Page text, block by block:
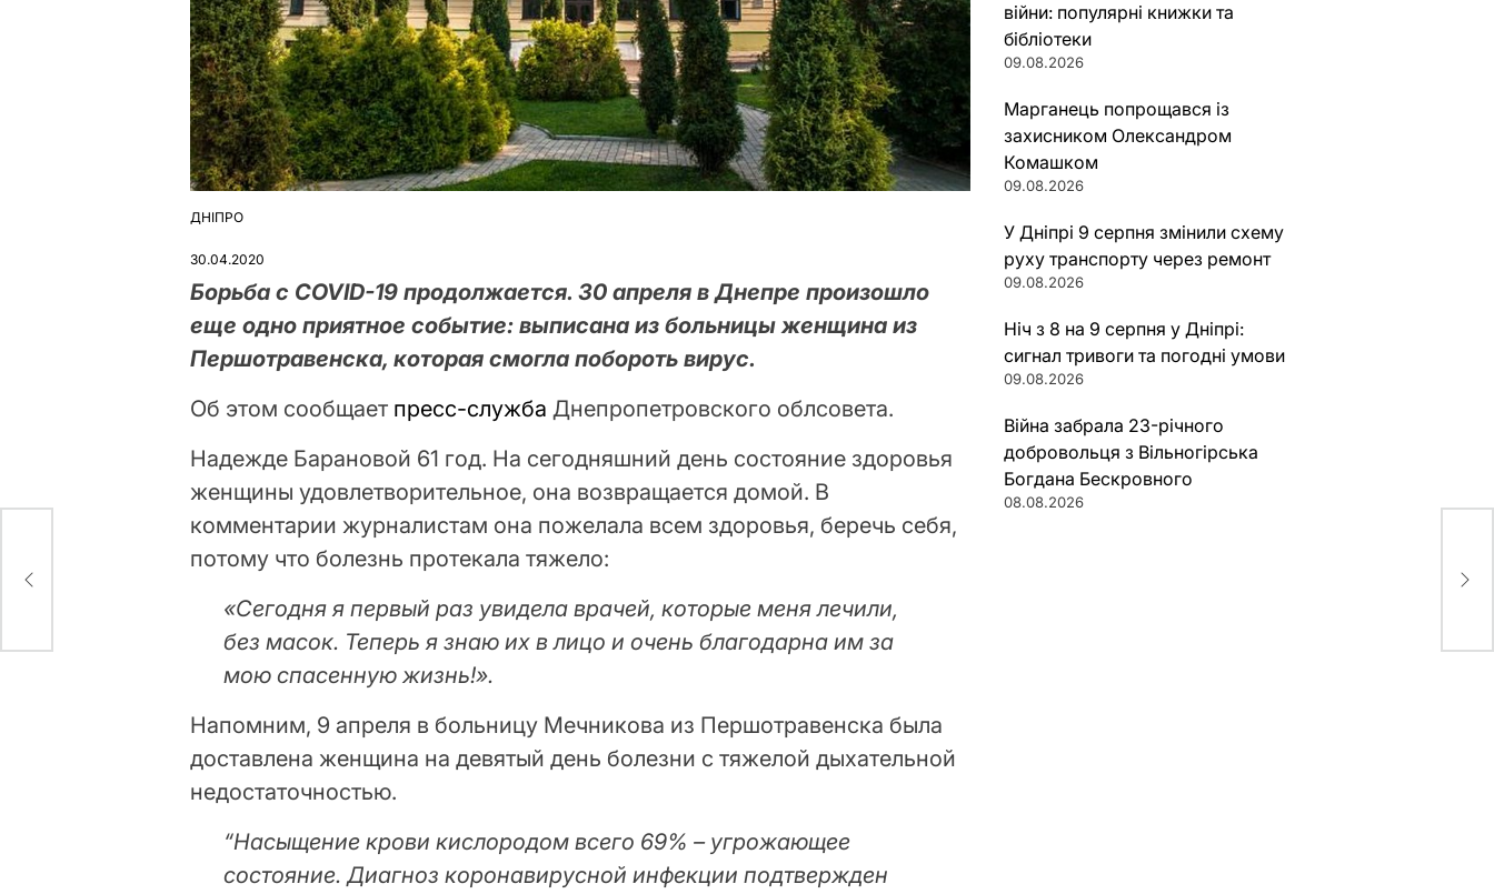
ОПУБЛІКУВАТИ
ДНІПРО
30.04.2020
Борьба с COVID-19 продолжается. 30 апреля в Днепре произошло
еще одно приятное событие: выписана из больницы женщина из
Першотравенска, которая смогла побороть вирус.
Об этом сообщает пресс-служба Днепропетровского облсовета.
Надежде Барановой 61 год. На сегодняшний день состояние здоровья
женщины удовлетворительное, она возвращается домой. В
комментарии журналистам она пожелала всем здоровья, беречь себя,
потому что болезнь протекала тяжело:
«Сегодня я первый раз увидела врачей, которые меня лечили,
без масок. Теперь я знаю их в лицо и очень благодарна им за
мою спасенную жизнь!».
Напомним, 9 апреля в больницу Мечникова из Першотравенска была
доставлена женщина на девятый день болезни с тяжелой дыхательной
недостаточностью.
“Насыщение крови кислородом всего 69% – угрожающее
состояние. Диагноз коронавирусной инфекции подтвержден
війни: популярні книжки та
бібліотеки
09.08.2026
Марганець попрощався із
захисником Олександром
Комашком
09.08.2026
У Дніпрі 9 серпня змінили схему
руху транспорту через ремонт
09.08.2026
Ніч з 8 на 9 серпня у Дніпрі:
сигнал тривоги та погодні умови
09.08.2026
Війна забрала 23-річного
добровольця з Вільногірська
Богдана Бескровного
08.08.2026